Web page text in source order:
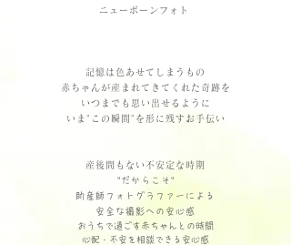
ニューボーンフォト
記憶は色あせてしまうもの
赤ちゃんが産まれてきてくれた奇跡を
いつまでも思い出せるように
いま"この瞬間"を形に残すお手伝い
産後間もない不安定な時期
"だからこそ"
助産師フォトグラファーによる
安全な撮影への安心感
おうちで過ごす赤ちゃんとの時間
心配・不安を相談できる安心感